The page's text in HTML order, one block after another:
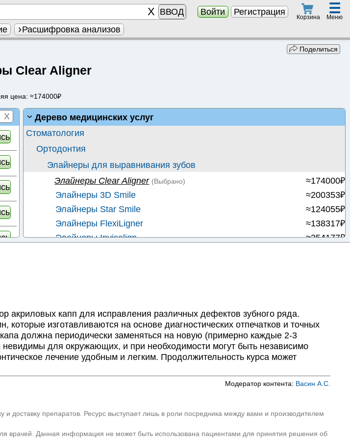
ВВОД Войти Регистрация
Корзина
☰
Меню
Расшифровка анализов
Поделиться
Clear Aligner
цена: ≈174000₽
X
Дерево медицинских услуг
Стоматология
Ортодонтия
Элайнеры для выравнивания зубов
Элайнеры Clear Aligner (Выбрано)
≈174000₽
Элайнеры 3D Smile
≈200353₽
Элайнеры Star Smile
≈124055₽
Элайнеры FlexiLigner
≈138317₽
Элайнеры Invisalign
≈254177₽
акриловых капп для исправления различных дефектов зубного ряда.
которые изготавливаются на основе диагностических отпечатков и точных
должна периодически заменяться на новую (примерно каждые 2-3
для окружающих, и при необходимости могут быть независимо
лечение удобным и легким. Продолжительность курса может
Модератор контента: Васин А.С.
доставку препаратов. Ресурс выступает лишь в роли посредника между вами и производителем
врачей. Данная информация не может быть использована пациентами для принятия решения об